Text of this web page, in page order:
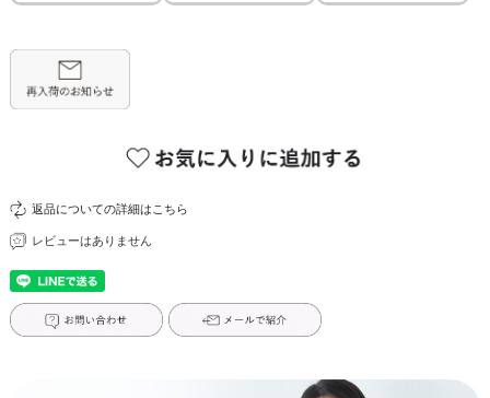
返品についての詳細はこちら
レビューはありません